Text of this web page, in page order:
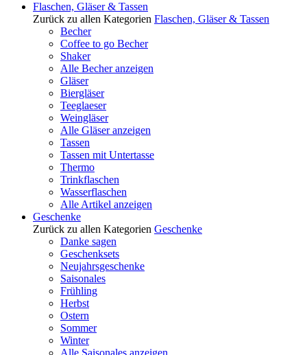
Flaschen, Gläser & Tassen
Zurück zu allen Kategorien Flaschen, Gläser & Tassen
Becher
Coffee to go Becher
Shaker
Alle Becher anzeigen
Gläser
Biergläser
Teeglaeser
Weingläser
Alle Gläser anzeigen
Tassen
Tassen mit Untertasse
Thermo
Trinkflaschen
Wasserflaschen
Alle Artikel anzeigen
Geschenke
Zurück zu allen Kategorien Geschenke
Danke sagen
Geschenksets
Neujahrsgeschenke
Saisonales
Frühling
Herbst
Ostern
Sommer
Winter
Alle Saisonales anzeigen